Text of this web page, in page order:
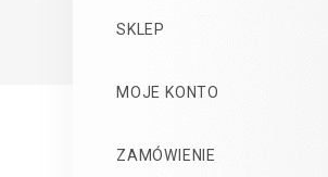
SKLEP
MOJE KONTO
ZAMÓWIENIE